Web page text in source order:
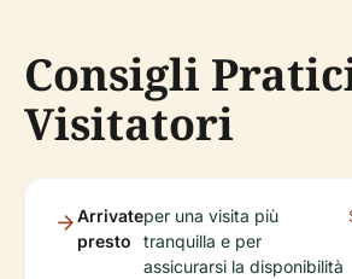
Consigli
Visitatori
Arrivate
presto
per una visita più
tranquilla e per
assicurarsi la disponibilità